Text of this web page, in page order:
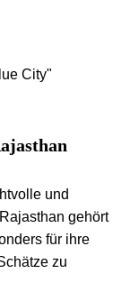
City"
und
gehört
für ihre
zu